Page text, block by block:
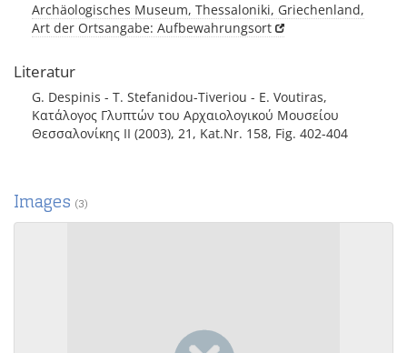
Archäologisches Museum, Thessaloniki, Griechenland,
Art der Ortsangabe: Aufbewahrungsort
Literatur
G. Despinis - T. Stefanidou-Tiveriou - E. Voutiras,
Κατάλογος Γλυπτών του Αρχαιολογικού Μουσείου
Θεσσαλονίκης II (2003), 21, Kat.Nr. 158, Fig. 402-404
Images (3)